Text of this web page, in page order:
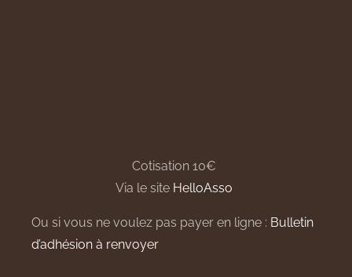
Cotisation 10€
Via le site HelloAsso
Ou si vous ne voulez pas payer en ligne : Bulletin
d’adhésion à renvoyer